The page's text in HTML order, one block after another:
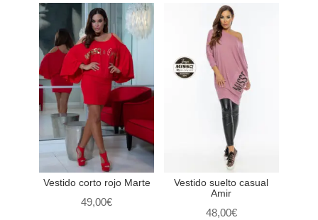
Vestido corto rojo Marte
49,00€
Vestido suelto casual
Amir
48,00€